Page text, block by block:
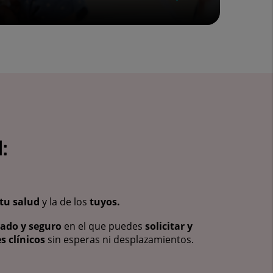
tu salud y la de los tuyos.
y seguro en el que puedes solicitar y
clínicos sin esperas ni desplazamientos.